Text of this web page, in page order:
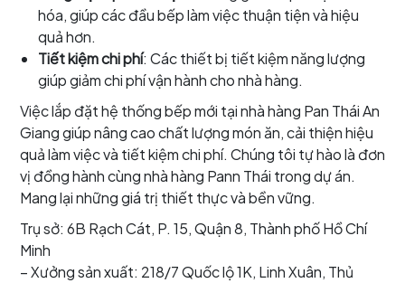
hóa, giúp các đầu bếp làm việc thuận tiện và hiệu
quả hơn.
Tiết kiệm chi phí: Các thiết bị tiết kiệm năng lượng
giúp giảm chi phí vận hành cho nhà hàng.
Việc lắp đặt hệ thống bếp mới tại nhà hàng Pan Thái An
Giang giúp nâng cao chất lượng món ăn, cải thiện hiệu
quả làm việc và tiết kiệm chi phí. Chúng tôi tự hào là đơn
vị đồng hành cùng nhà hàng Pann Thái trong dự án.
Mang lại những giá trị thiết thực và bền vững.
Trụ sở: 6B Rạch Cát, P. 15, Quận 8, Thành phố Hồ Chí
Minh
– Xưởng sản xuất: 218/7 Quốc lộ 1K, Linh Xuân, Thủ